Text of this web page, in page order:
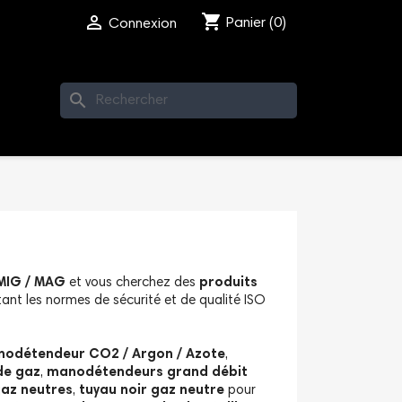
 Connexion shopping_cart Panier (0)
search
/ MAG et vous cherchez des produits
les normes de sécurité et de qualité ISO
CO2 / Argon / Azote,
gaz, manodétendeurs grand débit
neutres, tuyau noir gaz neutre pour